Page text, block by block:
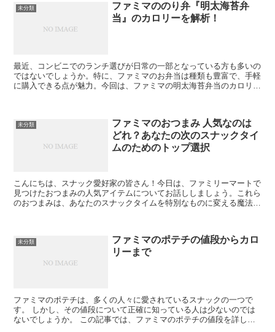
未分類
ファミマののり弁『明太海苔弁
当』のカロリーを解析！
最近、コンビニでのランチ選びが日常の一部となっている方も多いの
ではないでしょうか。特に、ファミマのお弁当は種類も豊富で、手軽
に購入できる点が魅力。今回は、ファミマの明太海苔弁当のカロリー
未分類
ファミマのおつまみ 人気なのは
どれ？あなたの次のスナックタイ
ムのためのトップ選択
こんにちは、スナック愛好家の皆さん！今日は、ファミリーマートで
見つけたおつまみの人気アイテムについてお話ししましょう。これら
のおつまみは、あなたのスナックタイムを特別なものに変える魔法を
未分類
ファミマのポテチの値段からカロ
リーまで
ファミマのポテチは、多くの人々に愛されているスナックの一つで
す。 しかし、その値段について正確に知っている人は少ないのでは
ないでしょうか。 この記事では、ファミマのポテチの値段を詳しく